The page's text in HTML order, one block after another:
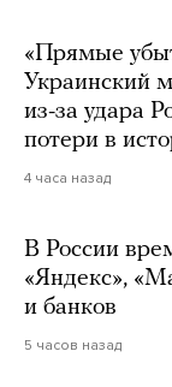
«Прямые
Украинский
из-за удара
потери в
4 часа назад
В России
«Яндекс»,
и банков
5 часов назад